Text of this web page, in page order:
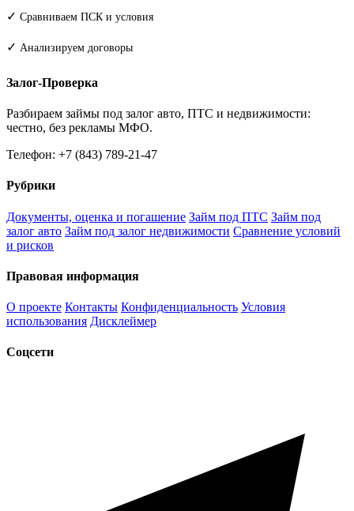
✓ Сравниваем ПСК и условия
✓ Анализируем договоры
Залог-Проверка
Разбираем займы под залог авто, ПТС и недвижимости:
честно, без рекламы МФО.
Телефон: +7 (843) 789-21-47
Рубрики
Документы, оценка и погашение Займ под ПТС Займ под
залог авто Займ под залог недвижимости Сравнение условий
и рисков
Правовая информация
О проекте Контакты Конфиденциальность Условия
использования Дисклеймер
Соцсети